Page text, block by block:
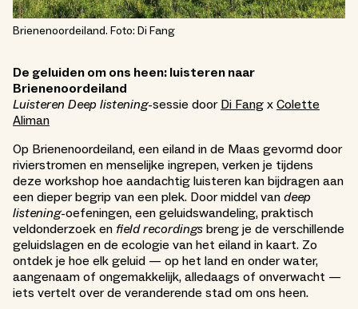
Brienenoordeiland. Foto: Di Fang
De geluiden om ons heen: luisteren naar
Brienenoordeiland
Luisteren Deep listening-sessie door Di Fang x Colette
Aliman
Op Brienenoordeiland, een eiland in de Maas gevormd door
rivierstromen en menselijke ingrepen, verken je tijdens
deze workshop hoe aandachtig luisteren kan bijdragen aan
een dieper begrip van een plek. Door middel van deep
listening-oefeningen, een geluidswandeling, praktisch
veldonderzoek en field recordings breng je de verschillende
geluidslagen en de ecologie van het eiland in kaart. Zo
ontdek je hoe elk geluid — op het land en onder water,
aangenaam of ongemakkelijk, alledaags of onverwacht —
iets vertelt over de veranderende stad om ons heen.